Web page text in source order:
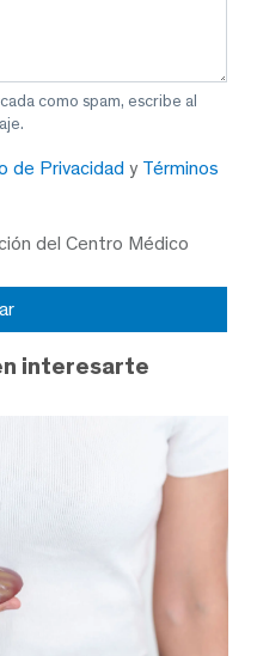
como spam, escribe al
de Privacidad y Términos
del Centro Médico
interesarte